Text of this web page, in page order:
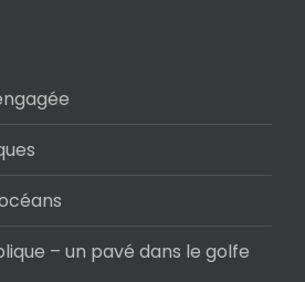
– un pavé dans le golfe